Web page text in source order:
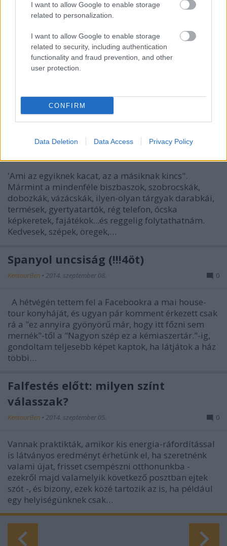
I want to allow Google to enable storage
related to personalization.
I want to allow Google to enable storage
related to security, including authentication
functionality and fraud prevention, and other
user protection.
CONFIRM
Data Deletion Data Access Privacy Policy
'Ami az egyiknek kacat, az a másiknak kincs".
Mármint a mindenféle biszbaszok, szobrocskák,
dobozkák, vázácskák, ilyen-olyan tárgyak darabkái,
termések, gyertyatartók, rég telefon, ócska
képkeretek, fajátékok...és reggelig folytathatnám.
Kedvesek, szépek, öregek,…
Spanyol uncsiság (!!!4öt)
KentaurBen • 2014. szeptember 08. 0
A hétvégén tettem fel a Facebookra a mai house-
tour konyháját, és ugyan pár komment érkezett csak
rá a "ez annyira gyönyörű már, hogy itt főzni sem
mernék"-től a "Nagyon szép ez a kémiaszertár."-ig,
gondoltam teljesebb képet kaptok, ha látjátok a ház
többi…
Falfestés előtt: milyen színt
válasszak?
KentaurBen • 2014. szeptember 05. 0
Vannak praktikták, amikor kis energia-ráfordítással
is látványos eredményt érhetünk el, ha szeretnénk
valami újat, frisset csempészni otthonunkba -
ezekről majd valamelyik következő posztban ejtek
szót -, és bizony, ezek közé tartozik az is, ha például
egy helyiségünknek csak…